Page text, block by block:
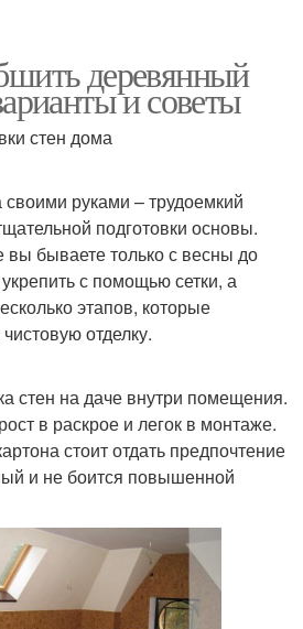
деревянный
и советы
стен дома
руками – трудоемкий
подготовки основы.
бываете только с весны до
с помощью сетки, а
этапов, которые
отделку.
стен на даче внутри помещения.
в раскрое и легок в монтаже.
стоит отдать предпочтение
и не боится повышенной